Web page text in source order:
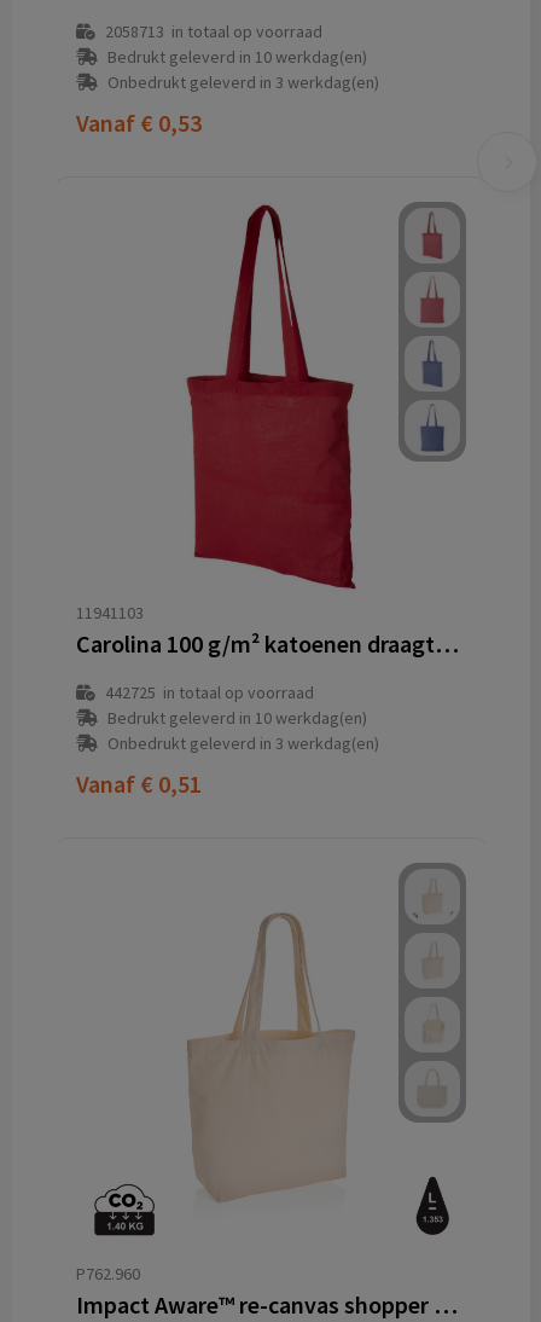
2058713 in totaal op voorraad
Bedrukt geleverd in 10 werkdag(en)
Onbedrukt geleverd in 3 werkdag(en)
Vanaf € 0,53
11941103
Carolina 100 g/m² katoenen draagtas 7L
442725 in totaal op voorraad
Bedrukt geleverd in 10 werkdag(en)
Onbedrukt geleverd in 3 werkdag(en)
Vanaf € 0,51
P762.960
Impact Aware™ re-canvas shopper met vakje 240gsm ongeverfd